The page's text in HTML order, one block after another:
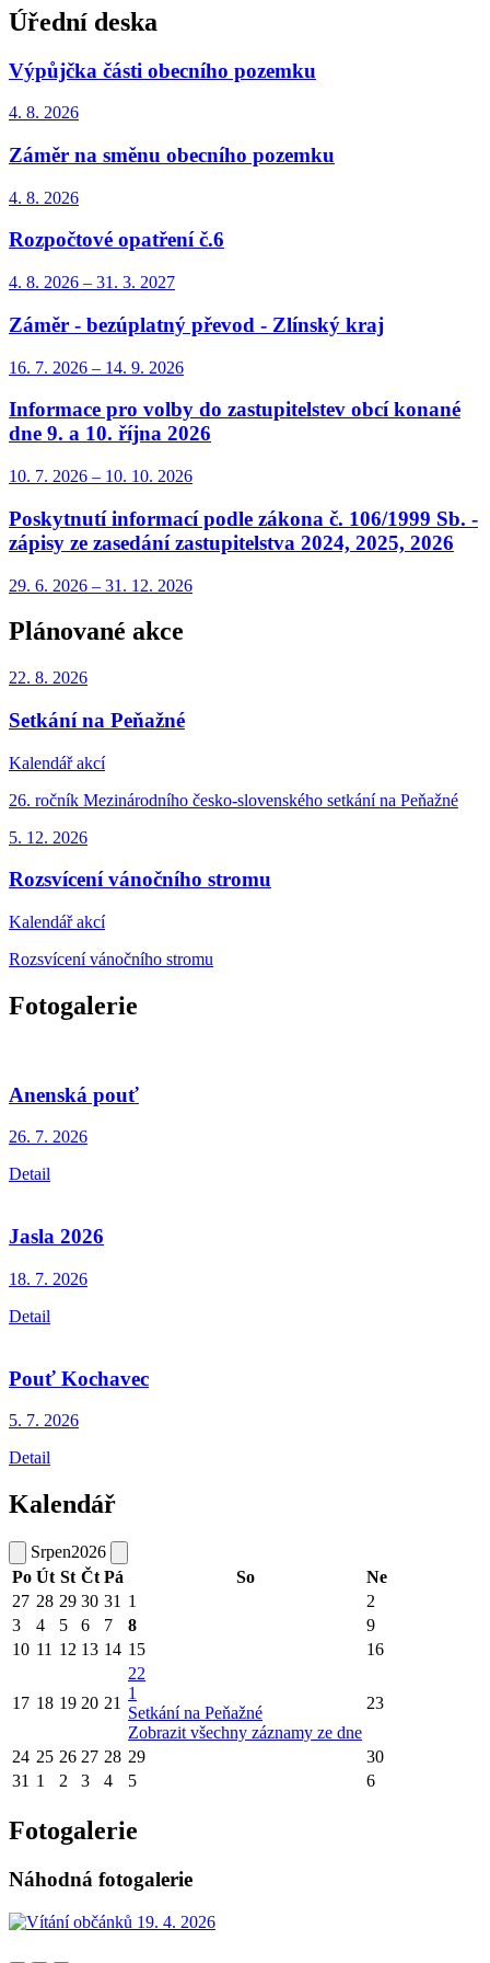
Úřední deska
Výpůjčka části obecního pozemku
4. 8. 2026
Záměr na směnu obecního pozemku
4. 8. 2026
Rozpočtové opatření č.6
4. 8. 2026 – 31. 3. 2027
Záměr - bezúplatný převod - Zlínský kraj
16. 7. 2026 – 14. 9. 2026
Informace pro volby do zastupitelstev obcí konané
dne 9. a 10. října 2026
10. 7. 2026 – 10. 10. 2026
Poskytnutí informací podle zákona č. 106/1999 Sb. -
zápisy ze zasedání zastupitelstva 2024, 2025, 2026
29. 6. 2026 – 31. 12. 2026
Plánované akce
22. 8. 2026
Setkání na Peňažné
Kalendář akcí
26. ročník Mezinárodního česko-slovenského setkání na Peňažné
5. 12. 2026
Rozsvícení vánočního stromu
Kalendář akcí
Rozsvícení vánočního stromu
Fotogalerie
Anenská pouť
26. 7. 2026
Detail
Jasla 2026
18. 7. 2026
Detail
Pouť Kochavec
5. 7. 2026
Detail
Kalendář
Srpen2026
Po Út St Čt Pá So
Ne
27 28 29 30 31 1
2
3
4 5 6 7 8
9
10 11 12 13 14 15 16
17 18 19 20 21
22
1
Setkání na Peňažné
Zobrazit všechny záznamy ze dne
23
24 25 26 27 28 29
30
31 1 2 3 4 5 6
Fotogalerie
Náhodná fotogalerie